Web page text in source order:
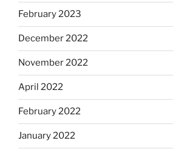
February 2023
December 2022
November 2022
April 2022
February 2022
January 2022